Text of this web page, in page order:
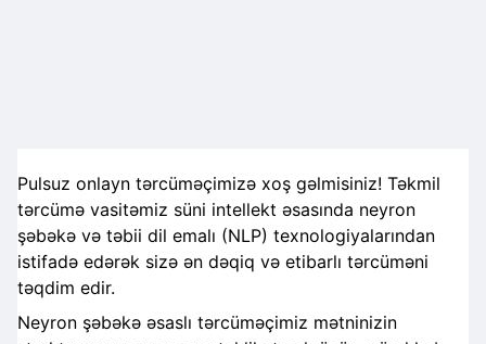
Pulsuz onlayn tərcüməçimizə xoş gəlmisiniz! Təkmil
tərcümə vasitəmiz süni intellekt əsasında neyron
şəbəkə və təbii dil emalı (NLP) texnologiyalarından
istifadə edərək sizə ən dəqiq və etibarlı tərcüməni
təqdim edir.
Neyron şəbəkə əsaslı tərcüməçimiz mətninizin